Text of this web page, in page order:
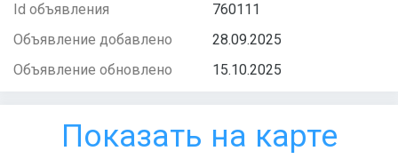
Id объявления
760111
Объявление добавлено
28.09.2025
Объявление обновлено
15.10.2025
Показать на карте